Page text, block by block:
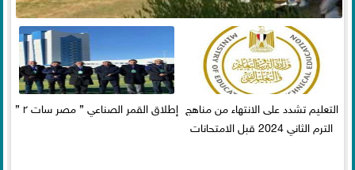
التعليم تشدد على الانتهاء من مناهج
الترم الثاني 2024 قبل الامتحانات
إطلاق القمر الصناعي ” مصر سات ٢ ”